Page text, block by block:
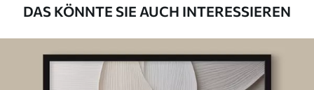
DAS KÖNNTE SIE AUCH INTERESSIEREN